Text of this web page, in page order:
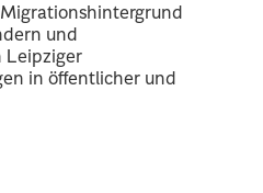
und
Leipziger
in öffentlicher und